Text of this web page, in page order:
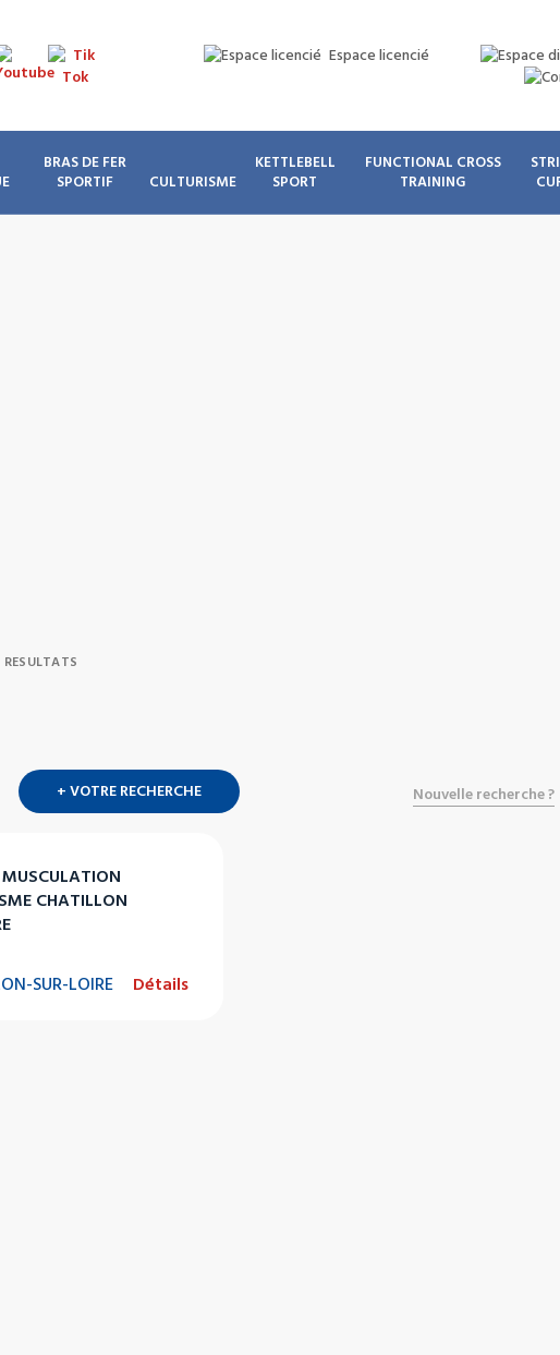
Espace licencié
BRAS DE FER
SPORTIF
CULTURISME
KETTLEBELL
SPORT
FUNCTIONAL CROSS
TRAINING
RESULTATS
+ VOTRE RECHERCHE Nouvelle recherche ?
CHATILLON
SUR-LOIRE
Détails